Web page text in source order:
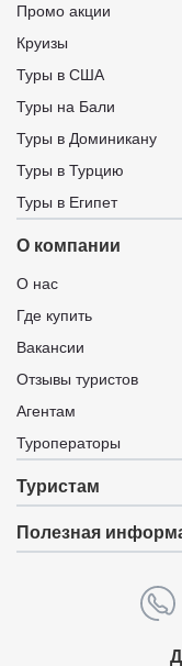
Промо акции
Круизы
Туры в США
Туры на Бали
Туры в Доминикану
Туры в Турцию
Туры в Египет
О компании
О нас
Где купить
Вакансии
Отзывы туристов
Агентам
Туроператоры
Туристам
Полезная